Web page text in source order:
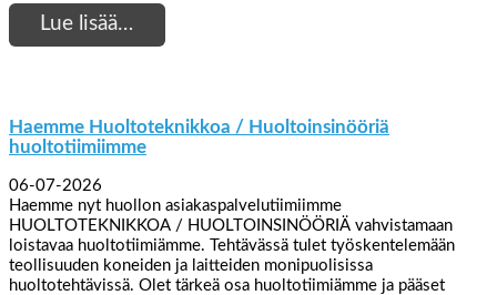
Lue lisää…
Haemme Huoltoteknikkoa / Huoltoinsinööriä
huoltotiimiimme
06-07-2026
Haemme nyt huollon asiakaspalvelutiimiimme
HUOLTOTEKNIKKOA / HUOLTOINSINÖÖRIÄ vahvistamaan
loistavaa huoltotiimiämme. Tehtävässä tulet työskentelemään
teollisuuden koneiden ja laitteiden monipuolisissa
huoltotehtävissä. Olet tärkeä osa huoltotiimiämme ja pääset